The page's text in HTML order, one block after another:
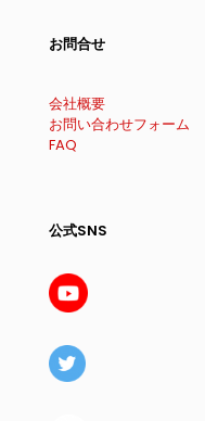
お問合せ
会社概要
お問い合わせフォーム
FAQ
公式SNS